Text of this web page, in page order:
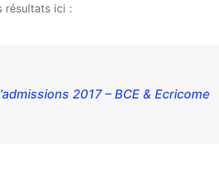
résultats ici :
2017 – BCE & Ecricome